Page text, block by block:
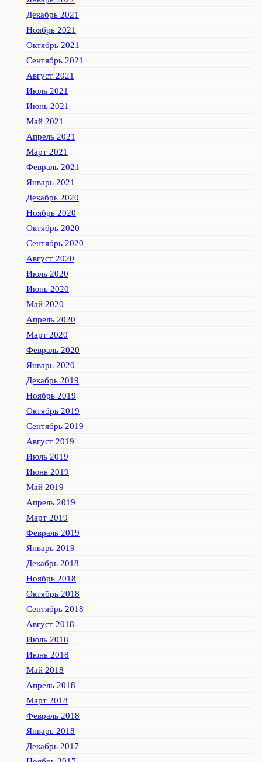
Декабрь 2021
Ноябрь 2021
Октябрь 2021
Сентябрь 2021
Август 2021
Июль 2021
Июнь 2021
Май 2021
Апрель 2021
Март 2021
Февраль 2021
Январь 2021
Декабрь 2020
Ноябрь 2020
Октябрь 2020
Сентябрь 2020
Август 2020
Июль 2020
Июнь 2020
Май 2020
Апрель 2020
Март 2020
Февраль 2020
Январь 2020
Декабрь 2019
Ноябрь 2019
Октябрь 2019
Сентябрь 2019
Август 2019
Июль 2019
Июнь 2019
Май 2019
Апрель 2019
Март 2019
Февраль 2019
Январь 2019
Декабрь 2018
Ноябрь 2018
Октябрь 2018
Сентябрь 2018
Август 2018
Июль 2018
Июнь 2018
Май 2018
Апрель 2018
Март 2018
Февраль 2018
Январь 2018
Декабрь 2017